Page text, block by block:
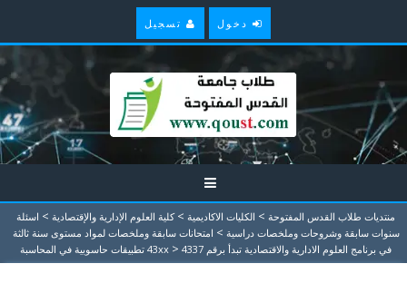
دخول تسجيل
منتديات طلاب القدس المفتوحة > الكليات الاكاديمية > كلية العلوم الإدارية والإقتصادية > اسئلة
سنوات سابقة وشروحات وملخصات دراسية > امتحانات سابقة وملخصات لمواد مستوى سنة ثالثة
في برنامج العلوم الادارية والاقتصادية تبدأ برقم 43xx
> 4337 تطبيقات حاسوبية في المحاسبة